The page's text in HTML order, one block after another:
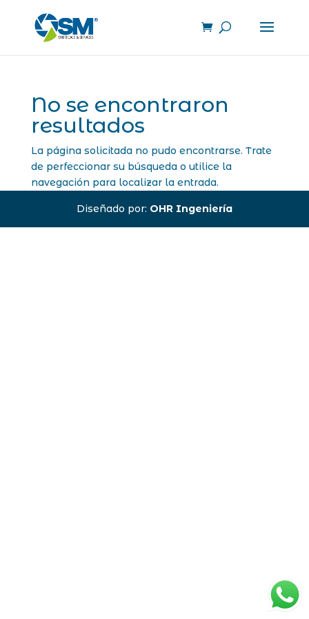
No se encontraron
resultados
La página solicitada no pudo encontrarse. Trate
de perfeccionar su búsqueda o utilice la
navegación para localizar la entrada.
Diseñado por: OHR Ingeniería